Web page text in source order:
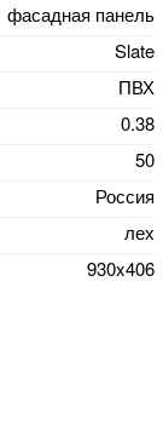
фасадная панель
Slate
ПВХ
0.38
50
Россия
лех
930x406